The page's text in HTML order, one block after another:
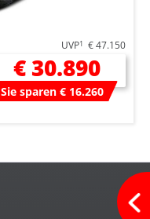
UVP1 € 47.150
€ 30.890
Sie sparen € 16.260